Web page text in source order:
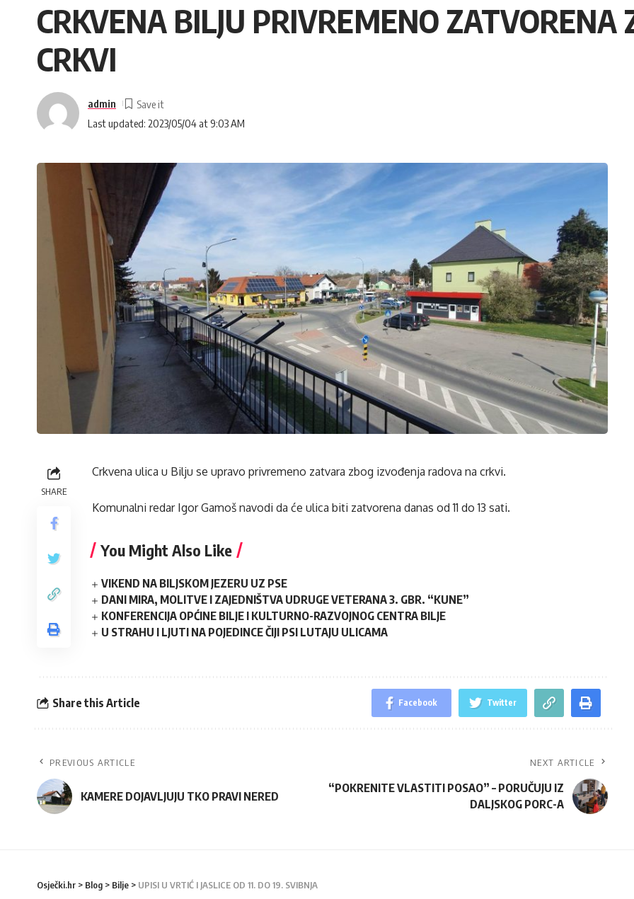
CRKVENA BILJU PRIVREMENO ZATVORENA
CRKVI
Last updated: 2023/05/04 at 9:03 AM
admin
SHARE
Crkvena ulica u Bilju se upravo privremeno zatvara zbog izvođenja radova na crkvi.
Komunalni redar Igor Gamoš navodi da će ulica biti zatvorena danas od 11 do 13 sati.
You Might Also Like
VIKEND NA BILJSKOM JEZERU UZ PSE
DANI MIRA, MOLITVE I ZAJEDNIŠTVA UDRUGE VETERANA 3. GBR. “KUNE”
KONFERENCIJA OPĆINE BILJE I KULTURNO-RAZVOJNOG CENTRA BILJE
U STRAHU I LJUTI NA POJEDINCE ČIJI PSI LUTAJU ULICAMA
Share this Article Facebook Twitter
PREVIOUS ARTICLE
KAMERE DOJAVLJUJU TKO PRAVI NERED
NEXT ARTICLE
“POKRENITE VLASTITI POSAO” – PORUČUJU IZ
DALJSKOG PORC-A
Osječki.hr > Blog > Bilje > UPISI U VRTIĆ I JASLICE OD 11. DO 19. SVIBNJA